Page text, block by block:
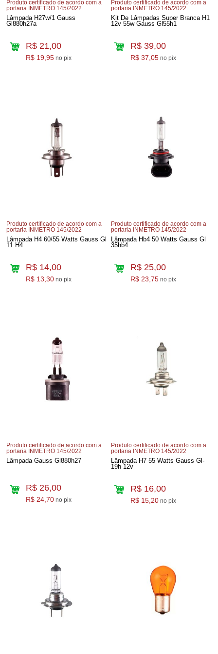
Produto certificado de acordo com a
portaria INMETRO 145/2022
Lâmpada H27w/1 Gauss
Gl880h27a
R$ 21,00
R$ 19,95 no pix
Produto certificado de acordo com a
portaria INMETRO 145/2022
Kit De Lâmpadas Super Branca H1
12v 55w Gauss Gl55h1
R$ 39,00
R$ 37,05 no pix
Produto certificado de acordo com a
portaria INMETRO 145/2022
Lâmpada H4 60/55 Watts Gauss Gl
11 H4
R$ 14,00
R$ 13,30 no pix
Produto certificado de acordo com a
portaria INMETRO 145/2022
Lâmpada Hb4 50 Watts Gauss Gl
35hb4
R$ 25,00
R$ 23,75 no pix
Produto certificado de acordo com a
portaria INMETRO 145/2022
Lâmpada Gauss Gl880h27
R$ 26,00
R$ 24,70 no pix
Produto certificado de acordo com a
portaria INMETRO 145/2022
Lâmpada H7 55 Watts Gauss Gl-
19h-12v
R$ 16,00
R$ 15,20 no pix